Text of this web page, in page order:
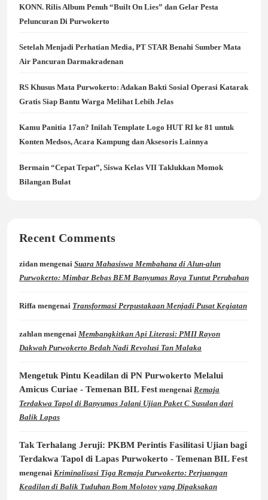
KONN. Rilis Album Penuh “Built On Lies” dan Gelar Pesta
Peluncuran Di Purwokerto
Setelah Menjadi Perhatian Media, PT STAR Benahi Sumber Mata
Air Pancuran Darmakradenan
RS Khusus Mata Purwokerto: Adakan Bakti Sosial Operasi Katarak
Gratis Siap Bantu Warga Melihat Lebih Jelas
Kamu Panitia 17an? Inilah Template Logo HUT RI ke 81 untuk
Konten Medsos, Acara Kampung dan Aksesoris Lainnya
Bermain “Cepat Tepat”, Siswa Kelas VII Taklukkan Momok
Bilangan Bulat
Recent Comments
zidan mengenai Suara Mahasiswa Membahana di Alun-alun
Purwokerto: Mimbar Bebas BEM Banyumas Raya Tuntut Perubahan
Riffa mengenai Transformasi Perpustakaan Menjadi Pusat Kegiatan
zahlan mengenai Membangkitkan Api Literasi: PMII Rayon
Dakwah Purwokerto Bedah Nadi Revolusi Tan Malaka
Mengetuk Pintu Keadilan di PN Purwokerto Melalui
Amicus Curiae - Temenan BIL Fest mengenai Remaja
Terdakwa Tapol di Banyumas Jalani Ujian Paket C Susulan dari
Balik Lapas
Tak Terhalang Jeruji: PKBM Perintis Fasilitasi Ujian bagi
Terdakwa Tapol di Lapas Purwokerto - Temenan BIL Fest
mengenai Kriminalisasi Tiga Remaja Purwokerto: Perjuangan
Keadilan di Balik Tuduhan Bom Molotov yang Dipaksakan